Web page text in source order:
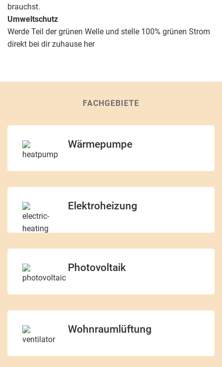
brauchst.
Umweltschutz
Werde Teil der grünen Welle und stelle 100% grünen Strom
direkt bei dir zuhause her
FACHGEBIETE
Wärmepumpe
Elektroheizung
Photovoltaik
Wohnraumlüftung